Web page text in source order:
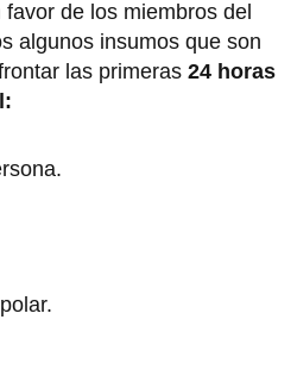
de los miembros del
algunos insumos que son
las primeras 24 horas